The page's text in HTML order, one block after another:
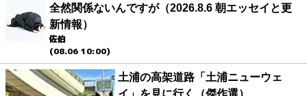
全然関係ないんですが（2026.8.6 朝エッセイと更
新情報）
佐伯
(08.06 10:00)
土浦の高架道路「土浦ニューウェ
イ」を見に行く（傑作選）